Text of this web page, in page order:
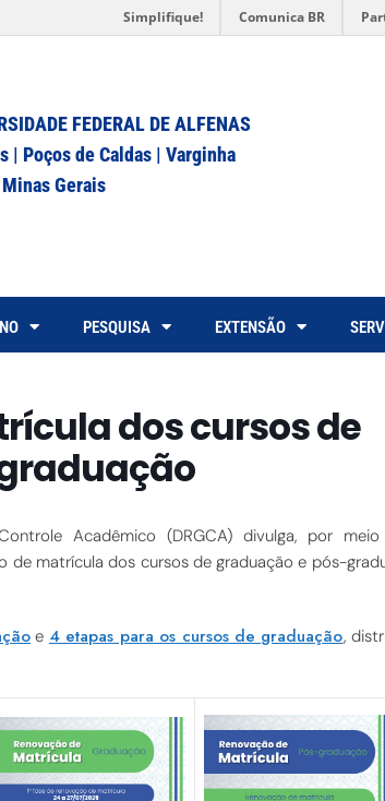
Simplifique! Comunica BR
FEDERAL DE ALFENAS
| Poços de Caldas | Varginha
Gerais
PESQUISA EXTENSÃO
dos cursos de
Acadêmico (DRGCA) divulga, por
matrícula dos cursos de graduação e pós-
e 4 etapas para os cursos de graduação,